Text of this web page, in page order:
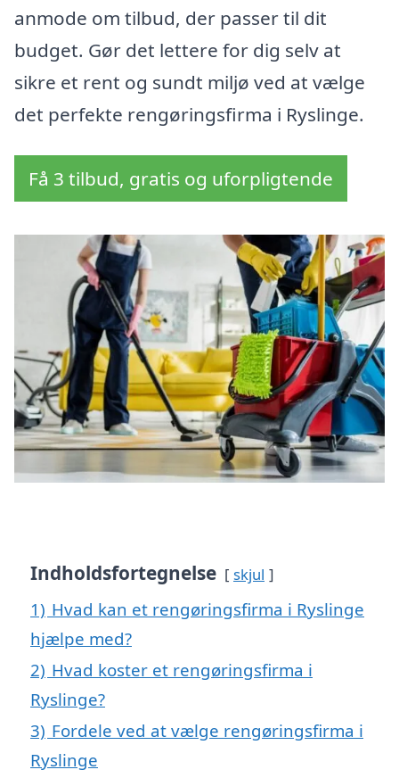
anmode om tilbud, der passer til dit
budget. Gør det lettere for dig selv at
sikre et rent og sundt miljø ved at vælge
det perfekte rengøringsfirma i Ryslinge.
Få 3 tilbud, gratis og uforpligtende
Indholdsfortegnelse skjul
1) Hvad kan et rengøringsfirma i Ryslinge
hjælpe med?
2) Hvad koster et rengøringsfirma i
Ryslinge?
3) Fordele ved at vælge rengøringsfirma i
Ryslinge